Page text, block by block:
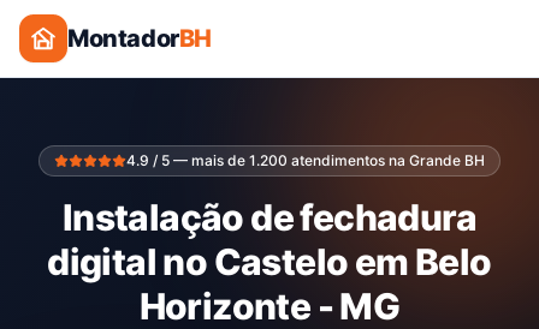
MontadorBH
4.9 / 5 — mais de 1.200 atendimentos na Grande BH
Instalação de fechadura
digital no Castelo em Belo
Horizonte - MG